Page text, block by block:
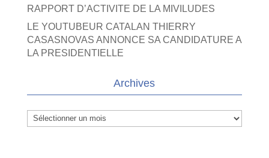
RAPPORT D’ACTIVITE DE LA MIVILUDES
LE YOUTUBEUR CATALAN THIERRY
CASASNOVAS ANNONCE SA CANDIDATURE A
LA PRESIDENTIELLE
Archives
Archives